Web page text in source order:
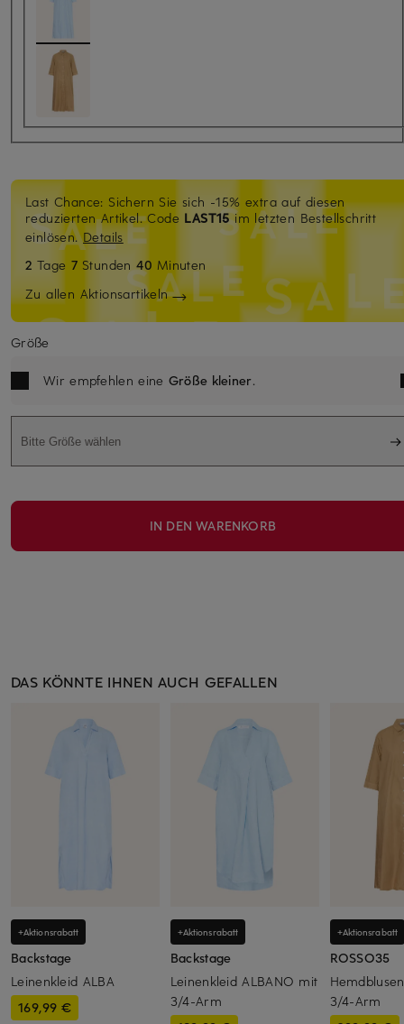
Last Chance: Sichern Sie sich -15% extra auf diesen
reduzierten Artikel. Code LAST15im letzten Bestellschritt
einlösen.Details
2 Tage7 Stunden40 Minuten
Zu allen Aktionsartikeln
Größe
Wir empfehlen eine Größe kleiner.
Bitte Größe wählen
IN DEN WARENKORB
DAS KÖNNTE IHNEN AUCH GEFALLEN
+Aktionsrabatt
Backstage
Leinenkleid ALBA
169,99 €
+Aktionsrabatt
Backstage
Leinenkleid ALBANO mit
3/4-Arm
+Aktionsrabatt
ROSSO35
3/4-Arm